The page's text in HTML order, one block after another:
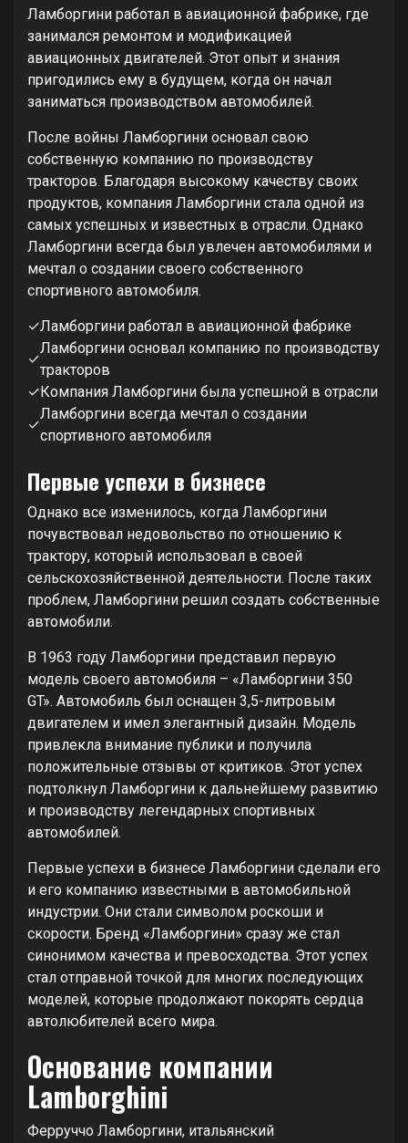
Ламборгини работал в авиационной фабрике, где
занимался ремонтом и модификацией
авиационных двигателей. Этот опыт и знания
пригодились ему в будущем, когда он начал
заниматься производством автомобилей.
После войны Ламборгини основал свою
собственную компанию по производству
тракторов. Благодаря высокому качеству своих
продуктов, компания Ламборгини стала одной из
самых успешных и известных в отрасли. Однако
Ламборгини всегда был увлечен автомобилями и
мечтал о создании своего собственного
спортивного автомобиля.
✓Ламборгини работал в авиационной фабрике
✓
Ламборгини основал компанию по производству
тракторов
✓Компания Ламборгини была успешной в отрасли
✓
Ламборгини всегда мечтал о создании
спортивного автомобиля
Первые успехи в бизнесе
Однако все изменилось, когда Ламборгини
почувствовал недовольство по отношению к
трактору, который использовал в своей
сельскохозяйственной деятельности. После таких
проблем, Ламборгини решил создать собственные
автомобили.
В 1963 году Ламборгини представил первую
модель своего автомобиля – «Ламборгини 350
GT». Автомобиль был оснащен 3,5-литровым
двигателем и имел элегантный дизайн. Модель
привлекла внимание публики и получила
положительные отзывы от критиков. Этот успех
подтолкнул Ламборгини к дальнейшему развитию
и производству легендарных спортивных
автомобилей.
Первые успехи в бизнесе Ламборгини сделали его
и его компанию известными в автомобильной
индустрии. Они стали символом роскоши и
скорости. Бренд «Ламборгини» сразу же стал
синонимом качества и превосходства. Этот успех
стал отправной точкой для многих последующих
моделей, которые продолжают покорять сердца
автолюбителей всего мира.
Основание компании
Lamborghini
Ферруччо Ламборгини, итальянский